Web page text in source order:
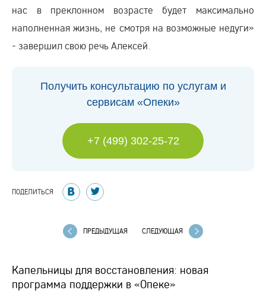
нас в преклонном возрасте будет максимально
наполненная жизнь, не смотря на возможные недуги»
- завершил свою речь Алексей.
Получить консультацию по услугам и
сервисам «Опеки»
+7 (499) 302-25-72
ПОДЕЛИТЬСЯ
ПРЕДЫДУЩАЯ СЛЕДУЮЩАЯ
Капельницы для восстановления: новая
программа поддержки в «Опеке»